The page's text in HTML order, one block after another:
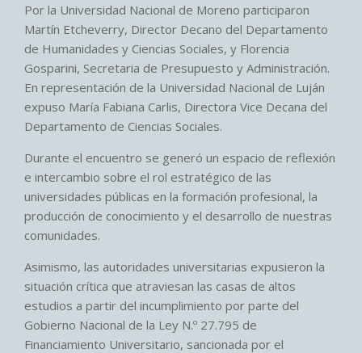
Por la Universidad Nacional de Moreno participaron
Martín Etcheverry, Director Decano del Departamento
de Humanidades y Ciencias Sociales, y Florencia
Gosparini, Secretaria de Presupuesto y Administración.
En representación de la Universidad Nacional de Luján
expuso María Fabiana Carlis, Directora Vice Decana del
Departamento de Ciencias Sociales.
Durante el encuentro se generó un espacio de reflexión
e intercambio sobre el rol estratégico de las
universidades públicas en la formación profesional, la
producción de conocimiento y el desarrollo de nuestras
comunidades.
Asimismo, las autoridades universitarias expusieron la
situación crítica que atraviesan las casas de altos
estudios a partir del incumplimiento por parte del
Gobierno Nacional de la Ley N.º 27.795 de
Financiamiento Universitario, sancionada por el